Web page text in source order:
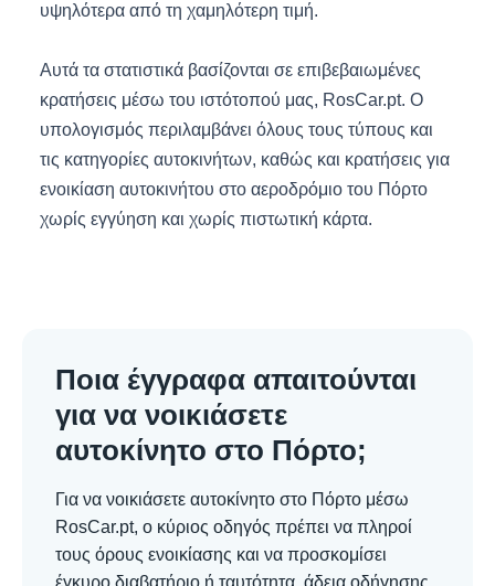
υψηλότερα από τη χαμηλότερη τιμή.
Αυτά τα στατιστικά βασίζονται σε επιβεβαιωμένες
κρατήσεις μέσω του ιστότοπού μας, RosCar.pt. Ο
υπολογισμός περιλαμβάνει όλους τους τύπους και
τις κατηγορίες αυτοκινήτων, καθώς και κρατήσεις για
ενοικίαση αυτοκινήτου στο αεροδρόμιο του Πόρτο
χωρίς εγγύηση και χωρίς πιστωτική κάρτα.
Ποια έγγραφα απαιτούνται
για να νοικιάσετε
αυτοκίνητο στο Πόρτο;
Για να νοικιάσετε αυτοκίνητο στο Πόρτο μέσω
RosCar.pt, ο κύριος οδηγός πρέπει να πληροί
τους όρους ενοικίασης και να προσκομίσει